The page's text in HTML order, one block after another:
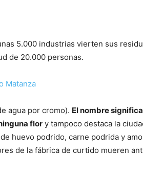
5.000 industrias vierten sus
de 20.000 personas.
agua por cromo). El nombre
flor y tampoco destaca la
huevo podrido, carne podrida y
de la fábrica de curtido mueren